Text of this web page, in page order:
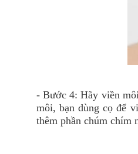
- Bước 4: Hãy viền
môi, bạn dùng cọ để
thêm phần chúm chím